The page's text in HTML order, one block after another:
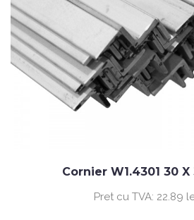
Cornier W1.4301 30 X
Pret cu TVA: 22.89